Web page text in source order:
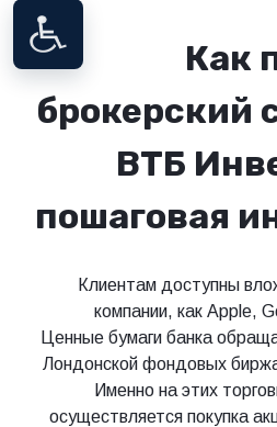
Как
брокерский
ВТБ
пошаговая
Клиентам доступны
компании, как Apple,
Ценные бумаги банка
Лондонской фондовых
Именно на этих
осуществляется покупка